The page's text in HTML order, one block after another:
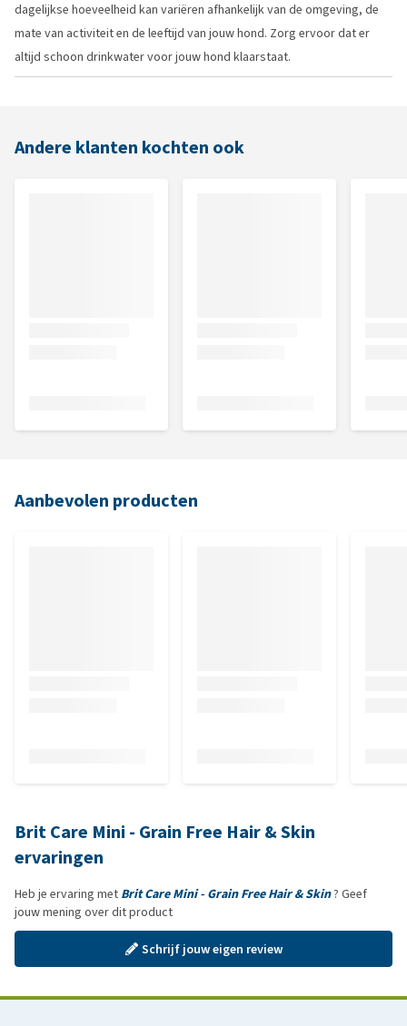
dagelijkse hoeveelheid kan variëren afhankelijk van de omgeving, de
mate van activiteit en de leeftijd van jouw hond. Zorg ervoor dat er
altijd schoon drinkwater voor jouw hond klaarstaat.
Andere klanten kochten ook
Aanbevolen producten
Brit Care Mini - Grain Free Hair & Skin
ervaringen
Heb je ervaring met Brit Care Mini - Grain Free Hair & Skin? Geef
jouw mening over dit product
Schrijf jouw eigen review